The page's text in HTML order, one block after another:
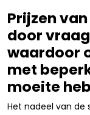
Prijzen
door
waardoor
met
moeite
Het nadeel van de